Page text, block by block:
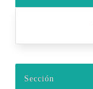
Sección